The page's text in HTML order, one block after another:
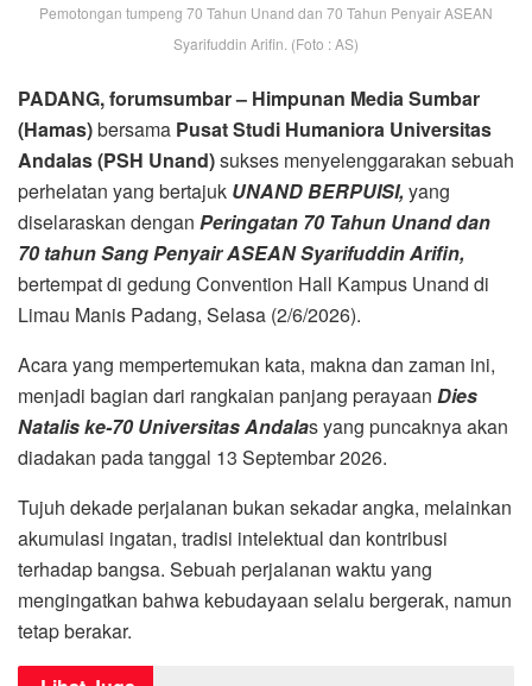
Pemotongan tumpeng 70 Tahun Unand dan 70 Tahun Penyair ASEAN
Syarifuddin Arifin. (Foto : AS)
PADANG, forumsumbar – Himpunan Media Sumbar
(Hamas)bersama Pusat Studi Humaniora Universitas
Andalas (PSH Unand)sukses menyelenggarakan sebuah
perhelatan yang bertajuk UNAND BERPUISI, yang
diselaraskan dengan Peringatan 70 Tahun Unand dan
70 tahun Sang Penyair ASEAN Syarifuddin Arifin,
bertempat di gedung Convention Hall Kampus Unand di
Limau Manis Padang, Selasa (2/6/2026).
Acara yang mempertemukan kata, makna dan zaman ini,
menjadi bagian dari rangkaian panjang perayaan Dies
Natalis ke-70 Universitas Andalas yang puncaknya akan
diadakan pada tanggal 13 Septembar 2026.
Tujuh dekade perjalanan bukan sekadar angka, melainkan
akumulasi ingatan, tradisi intelektual dan kontribusi
terhadap bangsa. Sebuah perjalanan waktu yang
mengingatkan bahwa kebudayaan selalu bergerak, namun
tetap berakar.